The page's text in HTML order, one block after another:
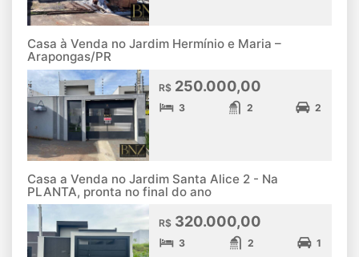
Casa à Venda no Jardim Hermínio e Maria –
Arapongas/PR
R$ 250.000,00
3 2 2
Casa a Venda no Jardim Santa Alice 2 - Na
PLANTA, pronta no final do ano
R$ 320.000,00
3 2 1